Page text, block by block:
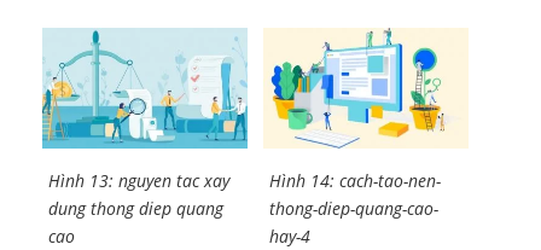
Hình 13: nguyen tac xay
dung thong diep quang
cao
Hình 14: cach-tao-nen-
thong-diep-quang-cao-
hay-4